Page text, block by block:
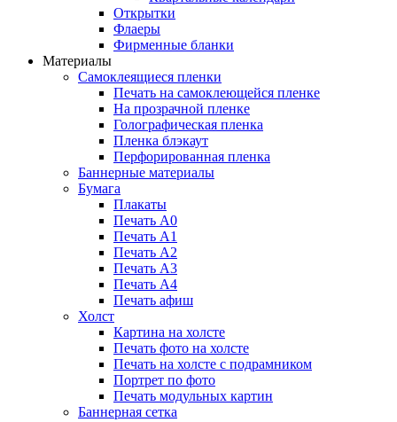
Открытки
Флаеры
Фирменные бланки
Материалы
Самоклеящиеся пленки
Печать на самоклеющейся пленке
На прозрачной пленке
Голографическая пленка
Пленка блэкаут
Перфорированная пленка
Баннерные материалы
Бумага
Плакаты
Печать А0
Печать А1
Печать А2
Печать А3
Печать А4
Печать афиш
Холст
Картина на холсте
Печать фото на холсте
Печать на холсте с подрамником
Портрет по фото
Печать модульных картин
Баннерная сетка